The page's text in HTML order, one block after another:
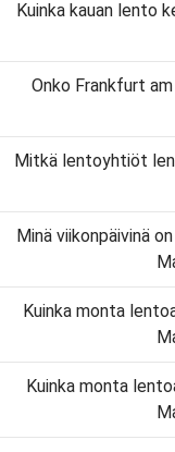
Kuinka kauan lento
Onko Frankfurt
Mitkä lentoyhtiöt
Minä viikonpäivinä
Kuinka monta
Kuinka monta